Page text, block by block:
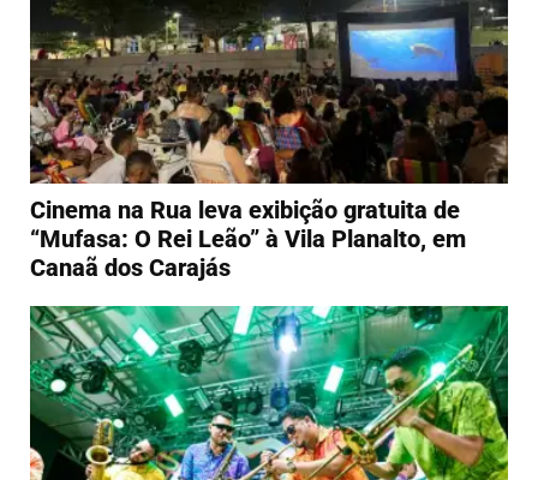
Cinema na Rua leva exibição gratuita de
“Mufasa: O Rei Leão” à Vila Planalto, em
Canaã dos Carajás